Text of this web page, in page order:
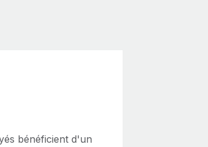
bénéficient d'un